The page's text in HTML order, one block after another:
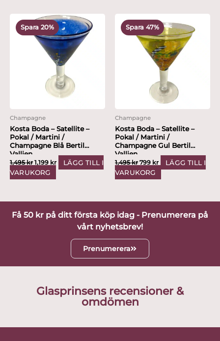
Spara 20%
Champagne
Kosta Boda – Satellite –
Pokal / Martini /
Champagne Blå Bertil
Vallien
1,495kr
Det
ursprungliga
var:
1,495 kr.
1,199 kr
Det
nuvarande
priset
är:
1,199 kr.
LÄGG TILL I
VARUKORG
Spara 47%
Champagne
Kosta Boda – Satellite –
Pokal / Martini /
Champagne Gul Bertil
Vallien
1,495kr
ursprungliga
var:
1,495 kr.
799 kr
nuvarande
priset
är:
799 kr.
LÄGG TILL I
VARUKORG
Få 50 kr på ditt första köp idag - Prenumerera på
vårt nyhetsbrev!
Prenumerera
Glasprinsens recensioner &
omdömen